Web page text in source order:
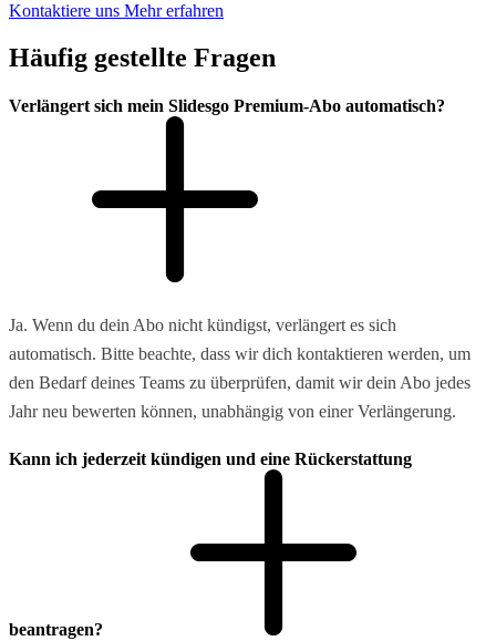
Kontaktiere uns Mehr erfahren
Häufig gestellte Fragen
Verlängert sich mein Slidesgo Premium-Abo automatisch?
Ja. Wenn du dein Abo nicht kündigst, verlängert es sich
automatisch. Bitte beachte, dass wir dich kontaktieren werden, um
den Bedarf deines Teams zu überprüfen, damit wir dein Abo jedes
Jahr neu bewerten können, unabhängig von einer Verlängerung.
Kann ich jederzeit kündigen und eine Rückerstattung
beantragen?